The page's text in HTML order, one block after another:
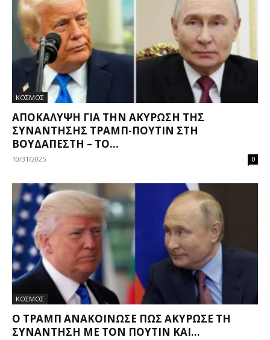
ΚΟΣΜΟΣ
ΑΠΟΚΆΛΥΨΗ ΓΙΑ ΤΗΝ ΑΚΎΡΩΣΗ ΤΗΣ
ΣΥΝΆΝΤΗΣΗΣ ΤΡΑΜΠ-ΠΟΎΤΙΝ ΣΤΗ
ΒΟΥΔΑΠΈΣΤΗ – ΤΟ...
10/31/2025 0
ΚΟΣΜΟΣ
Ο ΤΡΑΜΠ ΑΝΑΚΟΊΝΩΣΕ ΠΩΣ ΑΚΎΡΩΣΕ ΤΗ
ΣΥΝΆΝΤΗΣΗ ΜΕ ΤΟΝ ΠΟΎΤΙΝ ΚΑΙ...